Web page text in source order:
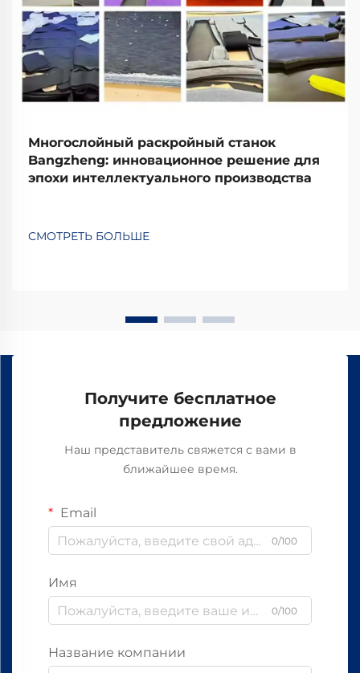
Многослойный раскройный станок
Bangzheng: инновационное решение для
эпохи интеллектуального производства
СМОТРЕТЬ БОЛЬШЕ
Получите бесплатное
предложение
Наш представитель свяжется с вами в
ближайшее время.
Email
0/100
Имя
0/100
Название компании